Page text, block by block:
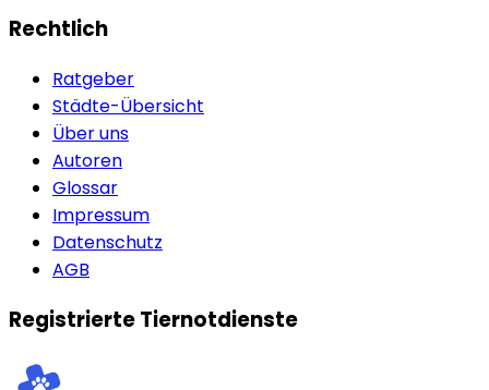
Rechtlich
Ratgeber
Städte-Übersicht
Über uns
Autoren
Glossar
Impressum
Datenschutz
AGB
Registrierte Tiernotdienste